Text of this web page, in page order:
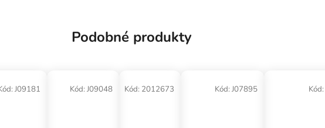
Podobné produkty
J09181 Kód: J09048 Kód: 2012673 Kód: J07895 Kód: